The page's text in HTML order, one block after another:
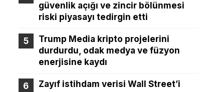
güvenlik açığı ve zincir bölünmesi
riski piyasayı tedirgin etti
Trump Media kripto projelerini
durdurdu, odak medya ve füzyon
enerjisine kaydı
Zayıf istihdam verisi Wall Street’i